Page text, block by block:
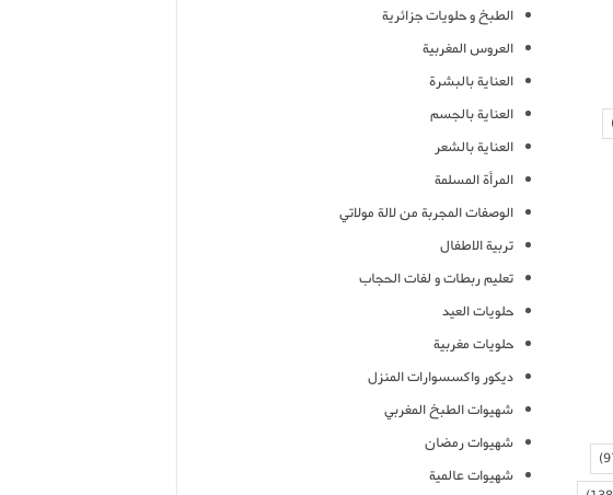
الطبخ و حلويات جزائرية
العروس المغربية
العناية بالبشرة
العناية بالجسم
العناية بالشعر
المرأة المسلمة
الوصفات المجربة من لالة مولاتي
تربية الاطفال
تعليم ربطات و لفات الحجاب
حلويات العيد
حلويات مغربية
ديكور واكسسوارات المنزل
شهيوات الطبخ المغربي
شهيوات رمضان
شهيوات عالمية